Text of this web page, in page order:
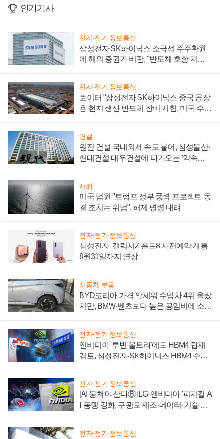
인기기사
전자·전기·정보통신
삼성전자 SK하이닉스 소극적 주주환원
에 해외 증권가 비판, "반도체 호황 지속
전자·전기·정보통신
로이터 "삼성전자 SK하이닉스 중국 공장
용 현지 생산 반도체 장비 시험, 미국 수출
건설
원전 건설 국내외서 속도 붙어, 삼성물산·
현대건설·대우건설에 다가오는 '약속의
사회
미국 법원 "트럼프 정부 풍력 프로젝트 동
결 조치는 위법", 해제 명령 내려
전자·전기·정보통신
삼성전자, 갤럭시Z 폴드8 사전예약 개통
8월31일까지 연장
자동차·부품
BYD코리아 가격 앞세워 수입차 4위 올랐
지만, BMW·벤츠보다 높은 공임비에 소비
전자·전기·정보통신
엔비디아 '루빈 울트라'에도 HBM4 탑재
검토, 삼성전자·SK하이닉스 HBM4 수율
전자·전기·정보통신
[AI 뭉쳐야 산다⑧] LG·엔비디아 '피지컬 A
I' 동맹 강화, 구광모 제조·데이터·기술 결
전자·전기·정보통신